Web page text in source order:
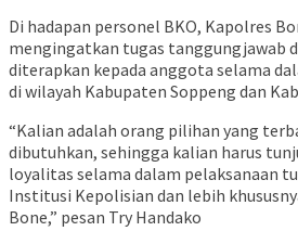
Di hadapan personel BKO, Kapolres
mengingatkan tugas tanggungjawab
diterapkan kepada anggota selama
di wilayah Kabupaten Soppeng dan
“Kalian adalah orang pilihan yang
dibutuhkan, sehingga kalian harus
loyalitas selama dalam pelaksanaan
Institusi Kepolisian dan lebih
Bone,” pesan Try Handako